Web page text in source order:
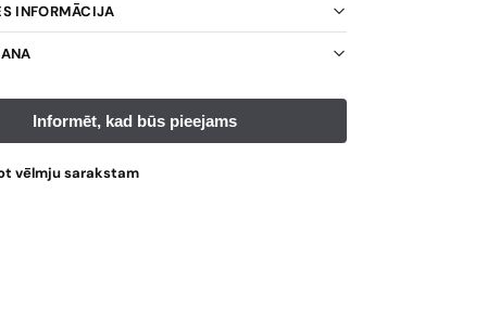
INFORMĀCIJA
vēlmju sarakstam